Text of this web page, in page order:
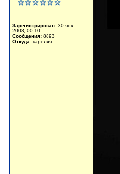
Зарегистрирован: 30 янв
2008, 00:10
Сообщения: 8893
Откуда: карелия